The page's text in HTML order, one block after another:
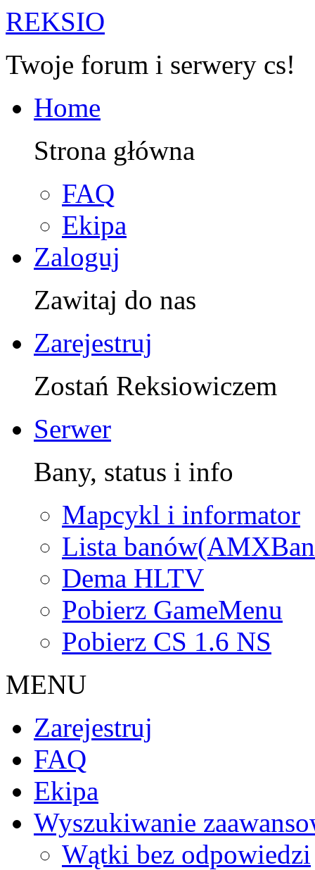
REKSIO
Twoje forum i serwery cs!
Home
Strona główna
FAQ
Ekipa
Zaloguj
Zawitaj do nas
Zarejestruj
Zostań Reksiowiczem
Serwer
Bany, status i info
Mapcykl i informator
Lista
Dema HLTV
Pobierz GameMenu
Pobierz CS 1.6 NS
MENU
Zarejestruj
FAQ
Ekipa
Wyszukiwanie
Wątki bez odpowiedzi